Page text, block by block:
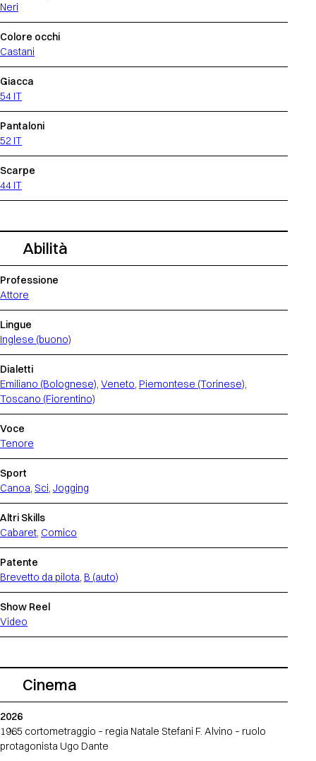
Neri
Colore occhi
Castani
Giacca
54 IT
Pantaloni
52 IT
Scarpe
44 IT
Abilità
Professione
Attore
Lingue
Inglese (buono)
Dialetti
Emiliano (Bolognese), Veneto, Piemontese (Torinese),
Toscano (Fiorentino)
Voce
Tenore
Sport
Canoa, Sci, Jogging
Altri Skills
Cabaret, Comico
Patente
Brevetto da pilota, B (auto)
Show Reel
Video
Cinema
2026
1965 cortometraggio – regia Natale Stefani F. Alvino – ruolo
protagonista Ugo Dante